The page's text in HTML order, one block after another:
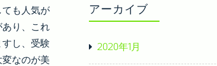
も人気が
り、これ
し、受験
なのが美
アーカイブ
2020年1月